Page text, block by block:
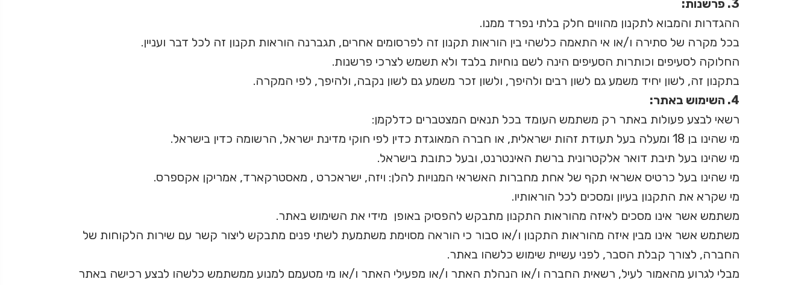
3. פרשנות:
ההגדרות והמבוא לתקנון מהווים חלק בלתי נפרד ממנו.
בכל מקרה של סתירה ו/או אי התאמה כלשהי בין הוראות תקנון זה לפרסומים אחרים, תגברנה הוראות תקנון זה לכל דבר ועניין.
החלוקה לסעיפים וכותרות הסעיפים הינה לשם נוחיות בלבד ולא תשמש לצרכי פרשנות.
בתקנון זה, לשון יחיד משמע גם לשון רבים ולהיפך, ולשון זכר משמע גם לשון נקבה, ולהיפך, לפי המקרה.
4. השימוש באתר:
רשאי לבצע פעולות באתר רק משתמש העומד בכל תנאים המצטברים כדלקמן:
מי שהינו בן 18 ומעלה בעל תעודת זהות ישראלית, או חברה המאוגדת כדין לפי חוקי מדינת ישראל, הרשומה כדין בישראל.
מי שהינו בעל תיבת דואר אלקטרונית ברשת האינטרנט, ובעל כתובת בישראל.
מי שהינו בעל כרטיס אשראי תקף של אחת מחברות האשראי המנויות להלן: ויזה, ישראכרט , מאסטרקארד, אמריקן אקספרס.
מי שקרא את התקנון בעיון ומסכים לכל הוראותיו.
משתמש אשר אינו מסכים לאיזה מהוראות התקנון מתבקש להפסיק באופן מידי את השימוש באתר.
משתמש אשר אינו מבין איזה מהוראות התקנון ו/או סבור כי הוראה מסוימת משתמעת לשתי פנים מתבקש ליצור קשר עם שירות הלקוחות של
החברה, לצורך קבלת הסבר, לפני עשיית שימוש כלשהו באתר.
מבלי לגרוע מהאמור לעיל, רשאית החברה ו/או הנהלת האתר ו/או מפעילי האתר ו/או מי מטעמם למנוע ממשתמש כלשהו לבצע רכישה באתר